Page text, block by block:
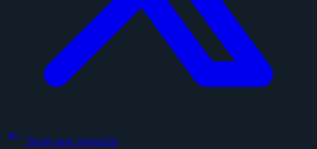
Terug naar overzicht